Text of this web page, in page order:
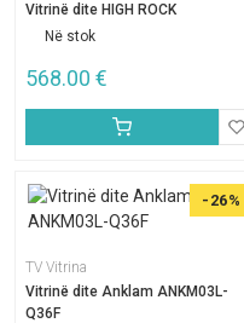
Vitrinë dite HIGH ROCK
Në stok
568.00 €
-26%
TV Vitrina
Vitrinë dite Anklam ANKM03L-
Q36F